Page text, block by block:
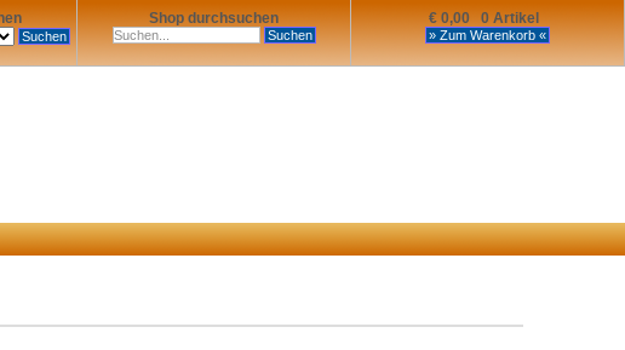
€ 0,00 0 Artikel
Shop durchsuchen